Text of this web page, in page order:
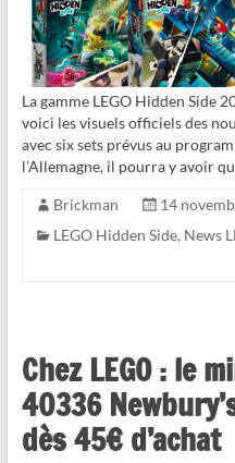
La gamme LEGO Hidden Side
voici les visuels officiels des
avec six sets prévus au
l’Allemagne, il pourra y avoir
Brickman
14
LEGO Hidden Side, News
Chez LEGO : le
40336
dès 45€ d’achat